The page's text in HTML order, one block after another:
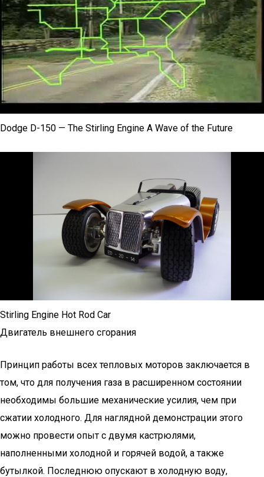
Dodge D-150 — The Stirling Engine A Wave of the Future
Stirling Engine Hot Rod Car
Двигатель внешнего сгорания
Принцип работы всех тепловых моторов заключается в
том, что для получения газа в расширенном состоянии
необходимы большие механические усилия, чем при
сжатии холодного. Для наглядной демонстрации этого
можно провести опыт с двумя кастрюлями,
наполненными холодной и горячей водой, а также
бутылкой. Последнюю опускают в холодную воду,